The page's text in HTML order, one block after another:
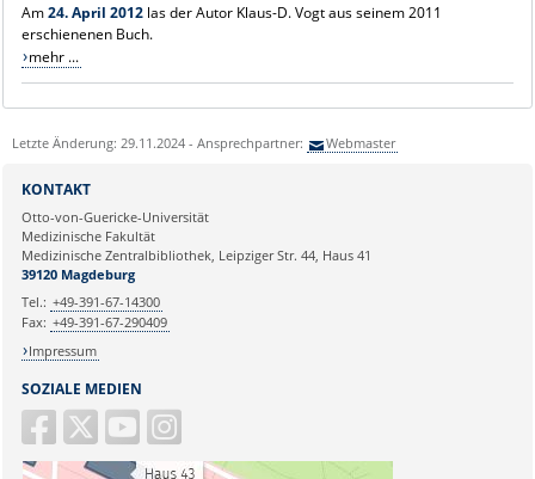
Am24. April 2012las der Autor Klaus-D. Vogt aus seinem 2011
erschienenen Buch.
mehr ...
Letzte Änderung: 29.11.2024 - Ansprechpartner: Webmaster
SOZIALE MEDIEN
KONTAKT
Otto-von-Guericke-Universität
Medizinische Fakultät
Medizinische Zentralbibliothek, Leipziger Str. 44, Haus 41
39120 Magdeburg
Tel.: +49-391-67-14300
Fax: +49-391-67-290409
Impressum